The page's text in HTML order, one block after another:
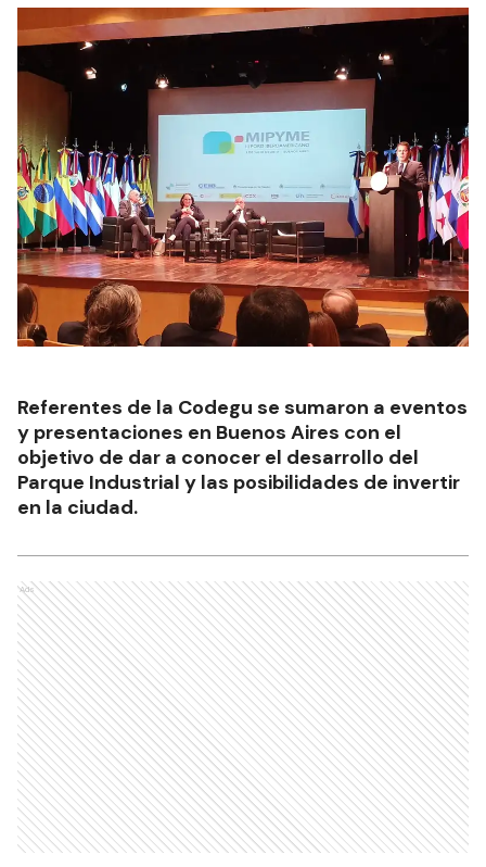
Referentes de la Codegu se sumaron a eventos
y presentaciones en Buenos Aires con el
objetivo de dar a conocer el desarrollo del
Parque Industrial y las posibilidades de invertir
en la ciudad.
Ads